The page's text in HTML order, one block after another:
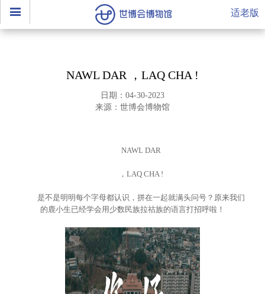
适老版
NAWL DAR ，LAQ CHA !
日期：04-30-2023
来源：世博会博物馆
NAWL DAR
，LAQ CHA !
是不是明明每个字母都认识，拼在一起就满头问号？原来我们
的鹿小生已经学会用少数民族拉祜族的语言打招呼啦！